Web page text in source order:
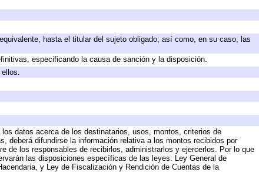
hasta el titular del sujeto obligado; así como, en su caso, las
especificando la causa de sanción y la disposición.
datos acerca de los destinatarios, usos, montos, criterios de
deberá difundirse la información relativa a los montos recibidos por
de los responsables de recibirlos, administrarlos y ejercerlos. Por lo que
las disposiciones específicas de las leyes: Ley General de
y Ley de Fiscalización y Rendición de Cuentas de la